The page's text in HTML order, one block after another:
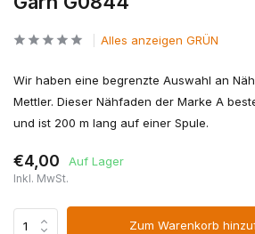
Alles anzeigen GRÜN
Wir haben eine begrenzte Auswahl an
Mettler. Dieser Nähfaden der Marke A
und ist 200 m lang auf einer Spule.
€4,00 Auf Lager
Inkl. MwSt.
Zum Warenkorb